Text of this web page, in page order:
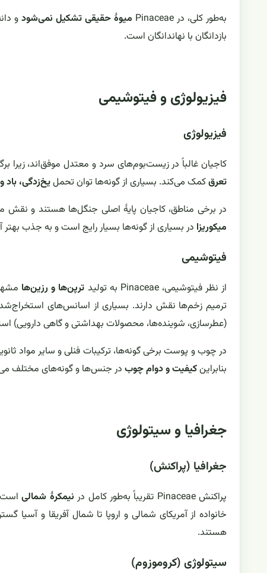
به‌طور کلی، در Pinaceae
میوهٔ حقیقی تشکیل نمی‌شودو
بازدانگان با نهاندانگان است.
فیزیولوژی و فیتوشیمی
فیزیولوژی
کاجیان غالباً در زیست‌بوم‌های سرد و معتدل موفق‌اند،
تعرقکمک می‌کند. بسیاری از گونه‌ها توان تحملیخ‌زدگی،
در برخی مناطق، کاجیان پایهٔ اصلی جنگل‌ها هستند و نقش
میکوریزا در بسیاری از گونه‌ها بسیار رایج است و به جذب
فیتوشیمی
از نظر فیتوشیمی، Pinaceae به تولید ترپن‌ها و رزین‌ها
ترمیم زخم‌ها نقش دارند. بسیاری از اسانس‌های
(عطرسازی، شوینده‌ها، محصولات بهداشتی و گاهی دارویی)
در چوب و پوست برخی گونه‌ها، ترکیبات فنلی و سایر مواد
بنابراینکیفیت و دوام چوبدر جنس‌ها و گونه‌های مختلف
جغرافیا و سیتولوژی
جغرافیا (پراکنش)
پراکنش Pinaceae تقریباً به‌طور کامل در نیمکرهٔ شمالیاست
خانواده از آمریکای شمالی و اروپا تا شمال آفریقا و
هستند.
سیتولوژی (کروموزوم)